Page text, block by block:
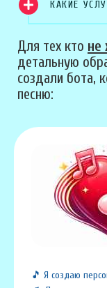
КАКИЕ
Для тех кто не
детальную
создали бота,
песню:
🎵 Я создаю